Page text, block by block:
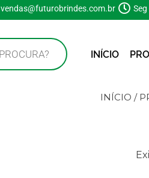
vendas@futurobrindes.com.br Seg
INÍCIO
INÍCIO /